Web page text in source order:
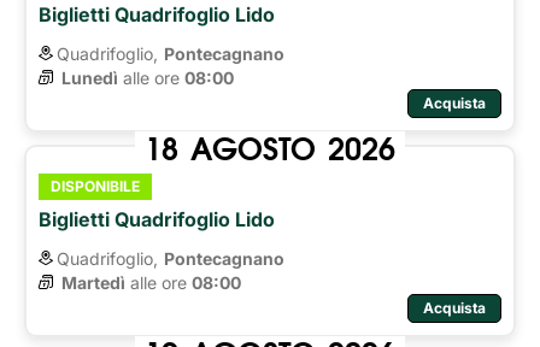
Biglietti Quadrifoglio Lido
Quadrifoglio, Pontecagnano
Lunedì alle ore 08:00
Acquista
18 AGOSTO 2026
DISPONIBILE
Biglietti Quadrifoglio Lido
Quadrifoglio, Pontecagnano
Martedì alle ore 08:00
Acquista